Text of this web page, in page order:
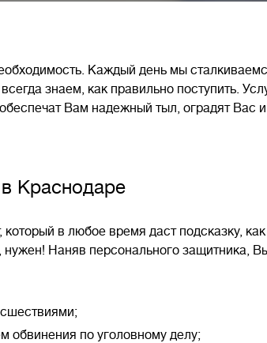
Каждый день мы
знаем, как правильно поступить.
Вам надежный тыл, оградят Вас
в Краснодаре
в любое время даст подсказку,
Наняв персонального защитника,
обвинения по уголовному делу;